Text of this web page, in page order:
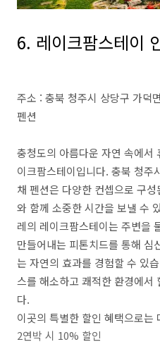
6. 레이크팜스테이
주소 : 충북 청주시 상당구 가덕
펜션
충청도의 아름다운 자연 속에서
이크팜스테이입니다. 충북 청주
채 펜션은 다양한 컨셉으로 구
와 함께 소중한 시간을 보낼 수
레의 레이크팜스테이는 주변을
만들어내는 피톤치드를 통해 심
는 자연의 효과를 경험할 수 있
스를 해소하고 쾌적한 환경에서
다.
이곳의 특별한 할인 혜택으로는
2연박 시 10% 할인